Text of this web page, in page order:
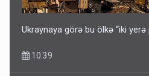
Ukraynaya görə bu ölkə “iki yerə
10:39